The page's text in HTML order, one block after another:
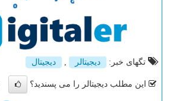
تگهای خبر: دیجیتالر دیجیتال
این مطلب دیجیتالر را می پسندید؟